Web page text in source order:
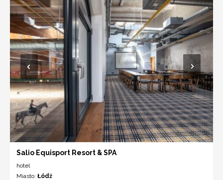
Salio Equisport Resort & SPA
hotel
Miasto: Łódź